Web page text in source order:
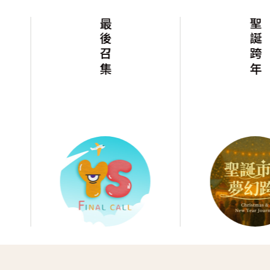
最後召集 聖誕跨年